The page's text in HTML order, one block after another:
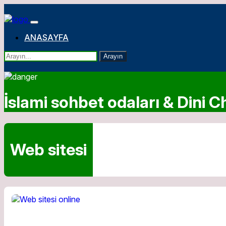
ANASAYFA
Arayın
İslami sohbet odaları & Dini
Web sitesi